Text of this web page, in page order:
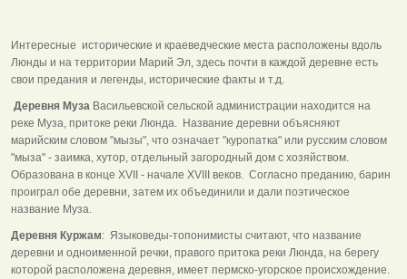
Интересные исторические и краеведческие места расположены вдоль
Люнды и на территории Марий Эл, здесь почти в каждой деревне есть
свои предания и легенды, исторические факты и т.д.
Деревня Муза Васильевской сельской администрации находится на
реке Муза, притоке реки Люнда. Название деревни объясняют
марийским словом "мызы", что означает "куропатка" или русским словом
"мыза" - заимка, хутор, отдельный загородный дом с хозяйством.
Образована в конце XVII - начале XVIII веков. Согласно преданию, барин
проиграл обе деревни, затем их объединили и дали поэтическое
название Муза.
Деревня Куржам: Языковеды-топонимисты считают, что название
деревни и одноименной речки, правого притока реки Люнда, на берегу
которой расположена деревня, имеет пермско-угорское происхождение.